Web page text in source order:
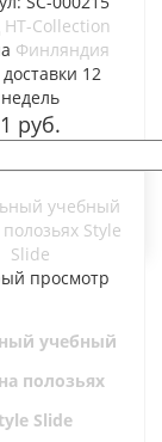
HT-Collection
Финляндия
12
недель
1 руб.
просмотр
учебный
полозьях
Slide